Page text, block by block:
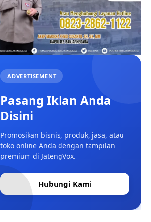
ADVERTISEMENT
Pasang Iklan Anda
Disini
Promosikan bisnis, produk, jasa, atau
toko online Anda dengan tampilan
premium di JatengVox.
Hubungi Kami